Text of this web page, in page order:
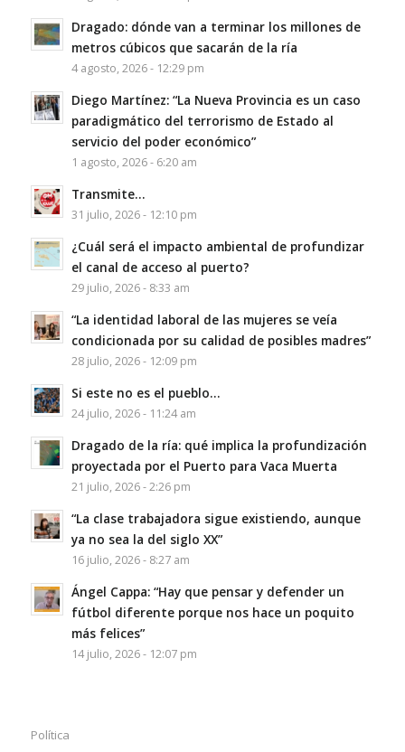
Dragado: dónde van a terminar los millones de
metros cúbicos que sacarán de la ría
4 agosto, 2026 - 12:29 pm
Diego Martínez: “La Nueva Provincia es un caso
paradigmático del terrorismo de Estado al
servicio del poder económico”
1 agosto, 2026 - 6:20 am
Transmite…
31 julio, 2026 - 12:10 pm
¿Cuál será el impacto ambiental de profundizar
el canal de acceso al puerto?
29 julio, 2026 - 8:33 am
“La identidad laboral de las mujeres se veía
condicionada por su calidad de posibles madres”
28 julio, 2026 - 12:09 pm
Si este no es el pueblo…
24 julio, 2026 - 11:24 am
Dragado de la ría: qué implica la profundización
proyectada por el Puerto para Vaca Muerta
21 julio, 2026 - 2:26 pm
“La clase trabajadora sigue existiendo, aunque
ya no sea la del siglo XX”
16 julio, 2026 - 8:27 am
Ángel Cappa: “Hay que pensar y defender un
fútbol diferente porque nos hace un poquito
más felices”
14 julio, 2026 - 12:07 pm
Política